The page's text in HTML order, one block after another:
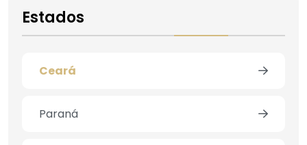
Estados
Ceará
Paraná